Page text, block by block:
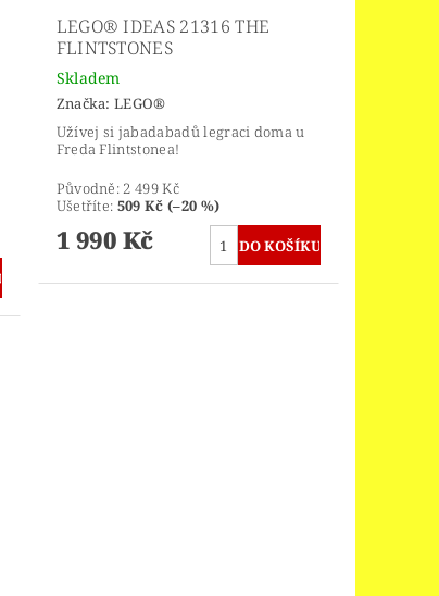
LEGO® IDEAS 21316 THE
FLINTSTONES
Skladem
Značka:LEGO®
Užívej si jabadabadů legraci doma u
Freda Flintstonea!
Původně:2 499 Kč
Ušetříte: 509 Kč (–20 %)
1 990 Kč